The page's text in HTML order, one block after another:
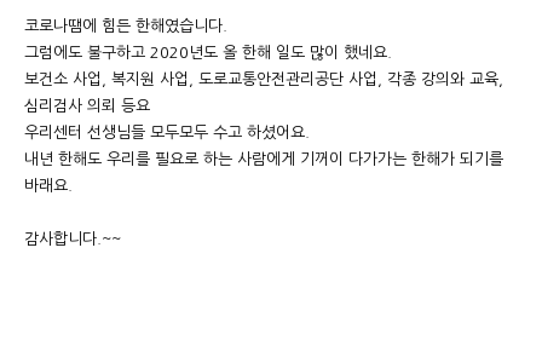
코로나땜에 힘든 한해였습니다.
그럼에도 불구하고 2020년도 올 한해 일도 많이 했네요.
보건소 사업, 복지원 사업, 도로교통안전관리공단 사업, 각종 강의와 교육,
심리검사 의뢰 등요
우리센터 선생님들 모두모두 수고 하셨어요.
내년 한해도 우리를 필요로 하는 사람에게 기꺼이 다가가는 한해가 되기를
바래요.
감사합니다.~~